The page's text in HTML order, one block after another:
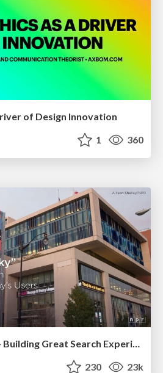
of Design Innovation
1 360
"I'm Feeling Lucky" - Building Great Search Experiences for Today's Users (#IAC19)
230 23k